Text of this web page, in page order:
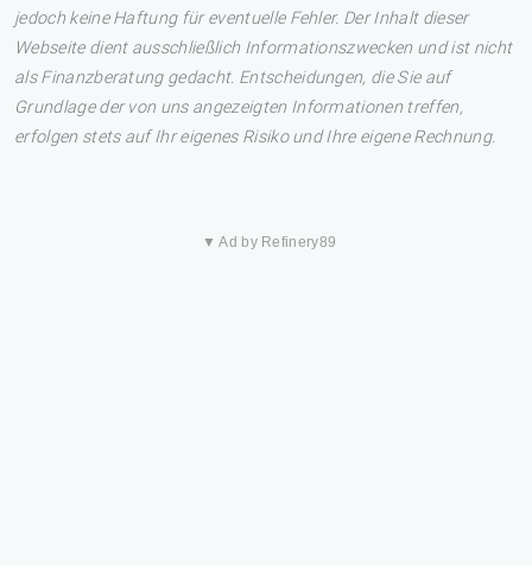
jedoch keine Haftung für eventuelle Fehler. Der Inhalt dieser
Webseite dient ausschließlich Informationszwecken und ist nicht
als Finanzberatung gedacht. Entscheidungen, die Sie auf
Grundlage der von uns angezeigten Informationen treffen,
erfolgen stets auf Ihr eigenes Risiko und Ihre eigene Rechnung.
▼ Ad by Refinery89